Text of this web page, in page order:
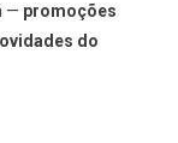
— promoções
do